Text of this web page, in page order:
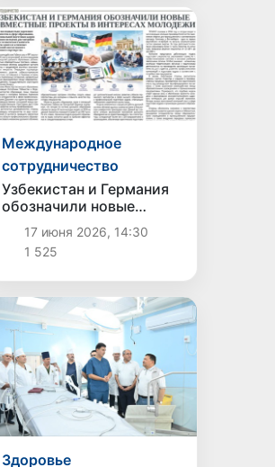
Международное
сотрудничество
Узбекистан и Германия
обозначили новые
совместные проекты в
интересах молодежи
17 июня 2026, 14:30
1 525
Здоровье